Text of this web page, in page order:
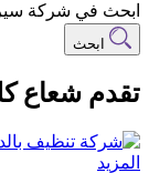
ابحث في شركة
ابحث
تقدم شعاع
المزيد